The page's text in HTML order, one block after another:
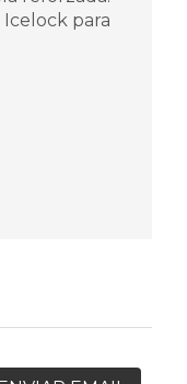
para